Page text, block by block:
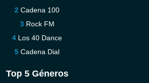
Cadena 100
Rock FM
Los 40 Dance
Cadena Dial
Top 5 Géneros